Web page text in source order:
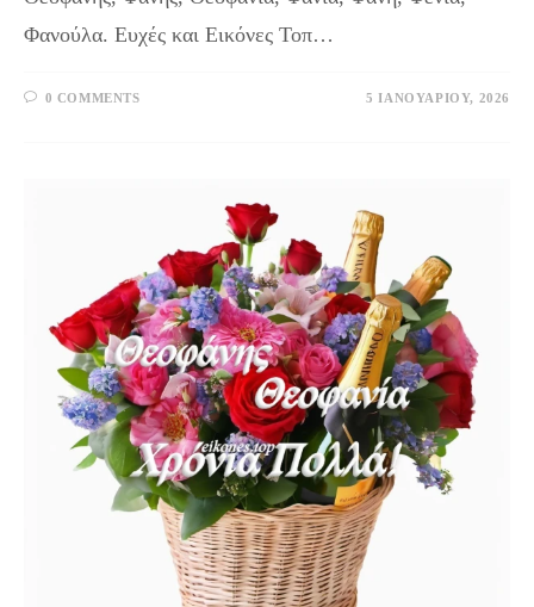
Φανούλα. Ευχές και Εικόνες Τοπ…
0 COMMENTS 5 ΙΑΝΟΥΑΡΊΟΥ, 2026